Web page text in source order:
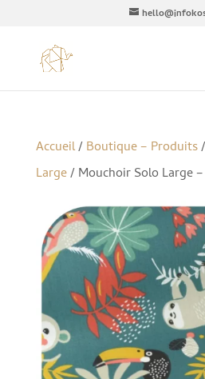
Accueil/Boutique – Produits/
Large/ Mouchoir Solo Large –